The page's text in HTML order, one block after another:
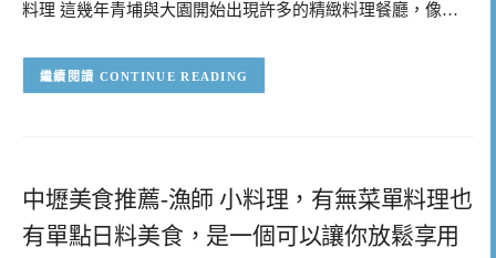
料理 這幾年青埔與大園開始出現許多的精緻料理餐廳，像…
CONTINUE READING
中壢美食推薦-漁師 小料理，有無菜單料理也
有單點日料美食，是一個可以讓你放鬆享用